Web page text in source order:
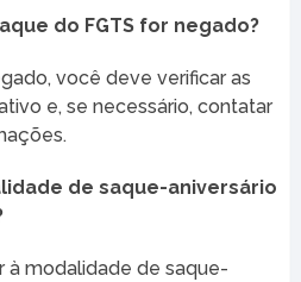
do FGTS for negado?
você deve verificar as
e, se necessário, contatar
de saque-aniversário
à modalidade de saque-